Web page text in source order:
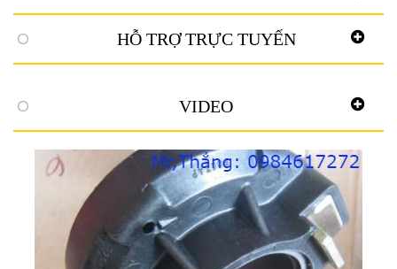
HỖ TRỢ TRỰC TUYẾN
VIDEO